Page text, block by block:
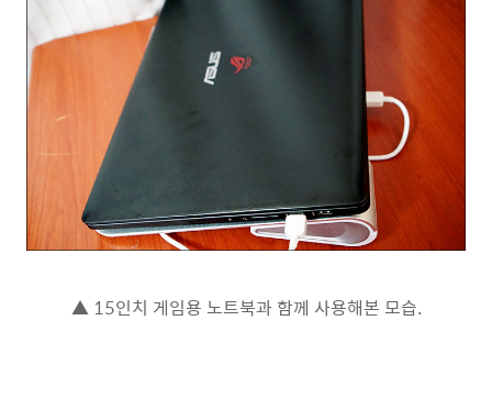
▲ 15인치 게임용 노트북과 함께 사용해본 모습.